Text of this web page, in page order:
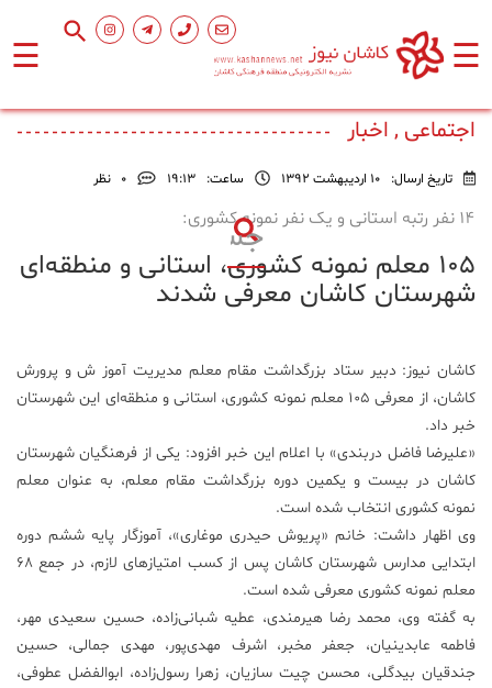
☰ ☰
اصلی
فرهنگ
و
هنر
ورزشی
محیط
زیست
علم
و
فناوری
عکس
اجتماعی , اخبار
تاریخ ارسال: 10 اردیبهشت 1392 ساعت: ۱۹:۱۳ 0 نظر
۱۴ نفر رتبه استانی و یک نفر نمونه کشوری:
۱۰۵ معلم نمونه کشوری، استانی و منطقه‌ای
شهرستان کاشان معرفی شدند
کاشان نیوز: دبیر ستاد بزرگداشت مقام معلم مدیریت آموز ش و پرورش
کاشان، از معرفی ۱۰۵ معلم نمونه کشوری، استانی و منطقه‌ای این شهرستان
خبر داد.
«علیرضا فاضل دربندی» با اعلام این خبر افزود: یکی از فرهنگیان شهرستان
کاشان در بیست و یکمین دوره بزرگداشت مقام معلم، به عنوان معلم
نمونه کشوری انتخاب شده است.
وی اظهار داشت: خانم «پریوش حیدری موغاری»، آموزگار پایه ششم دوره
ابتدایی مدارس شهرستان کاشان پس از کسب امتیازهای لازم، در جمع ۶۸
معلم نمونه کشوری معرفی شده است.
به گفته وی، محمد رضا هیرمندی، عطیه شبانی‌زاده، حسین سعیدی مهر،
فاطمه عابدینیان، جعفر مخبر، اشرف مهدی‌پور، مهدی جمالی، حسین
جندقیان بیدگلی، محسن چیت سازیان، زهرا رسول‌زاده، ابوالفضل عطوفی،